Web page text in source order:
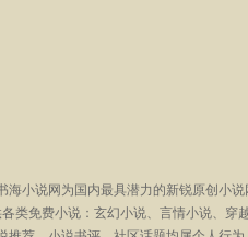
海小说网为国内最具潜力的新锐原创小
类免费小说：玄幻小说、言情小说、穿